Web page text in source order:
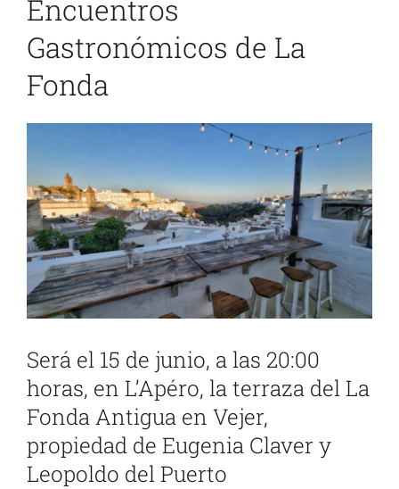
Encuentros
Gastronómicos de La
Fonda
imagen
más
grande
Será el 15 de junio, a las 20:00
horas, en L’Apéro, la terraza del La
Fonda Antigua en Vejer,
propiedad de Eugenia Claver y
Leopoldo del Puerto